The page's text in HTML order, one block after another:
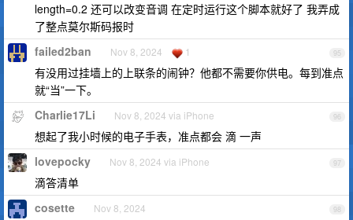
length=0.2 还可以改变音调 在定时运行这个脚本就好了 我弄成
了整点莫尔斯码报时
95
failed2ban Nov 8, 2024 1
有没用过挂墙上的上联条的闹钟？他都不需要你供电。每到准点
就“当”一下。
96
Charlie17Li Nov 8, 2024 via iPhone
想起了我小时候的电子手表，准点都会 滴 一声
97
lovepocky Nov 8, 2024 via iPhone
滴答清单
98
cosette Nov 8, 2024